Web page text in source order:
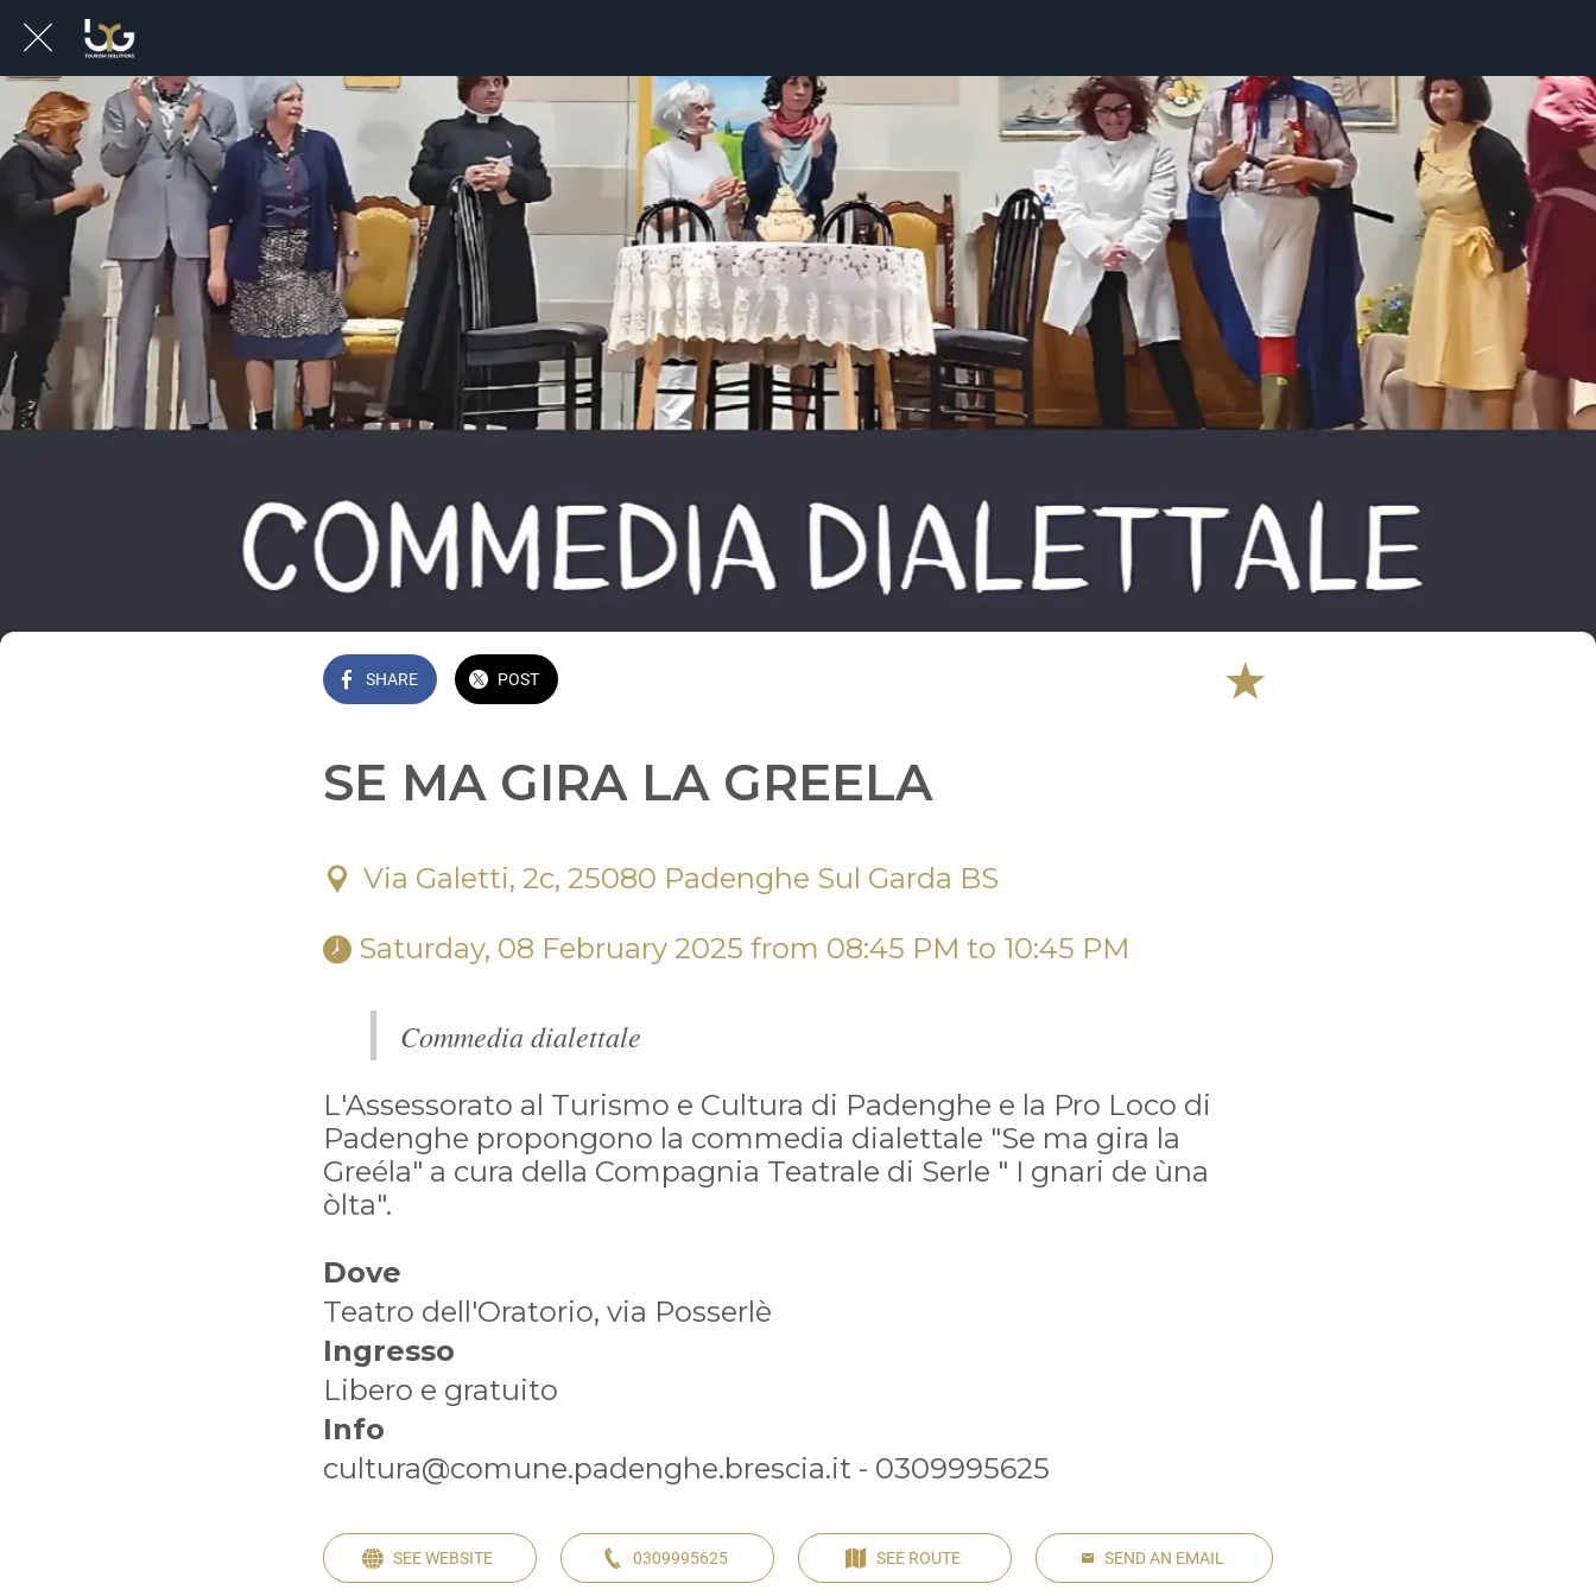
SHARE POST
SE MA GIRA LA GREELA
Via Galetti, 2c, 25080 Padenghe Sul Garda BS
Saturday, 08 February 2025 from 08:45 PM to 10:45 PM
Commedia dialettale
L'Assessorato al Turismo e Cultura di Padenghe e la Pro Loco di
Padenghe propongono la commedia dialettale "Se ma gira la
Greéla" a cura della Compagnia Teatrale di Serle " I gnari de ùna
òlta".
Dove
Teatro dell'Oratorio, via Posserlè
Ingresso
Libero e gratuito
Info
cultura@comune.padenghe.brescia.it - 0309995625
SEE WEBSITE 0309995625 SEE ROUTE SEND AN EMAIL